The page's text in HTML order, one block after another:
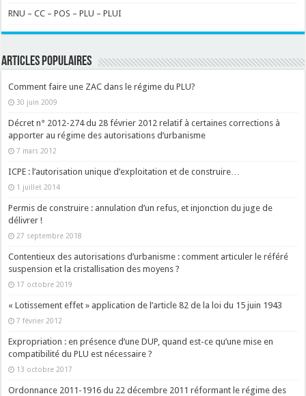
RNU – CC – POS – PLU – PLUI
ARTICLES POPULAIRES
Comment faire une ZAC dans le régime du PLU?
30 juin 2009
Décret n° 2012-274 du 28 février 2012 relatif à certaines corrections à
apporter au régime des autorisations d’urbanisme
7 mars 2012
ICPE : l’autorisation unique d’exploitation et de construire…
1 juillet 2014
Permis de construire : annulation d’un refus, et injonction du juge de
délivrer !
27 septembre 2018
Contentieux des autorisations d’urbanisme : comment articuler le référé
suspension et la cristallisation des moyens ?
17 octobre 2019
« Lotissement effet » application de l’article 82 de la loi du 15 juin 1943
7 février 2012
Expropriation : en présence d’une DUP, quand est-ce qu’une mise en
compatibilité du PLU est nécessaire ?
13 octobre 2017
Ordonnance 2011-1916 du 22 décembre 2011 réformant le régime des